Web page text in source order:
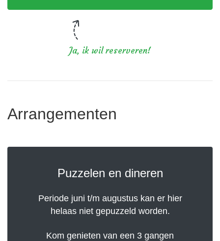
Ja, ik wil reserveren!
Arrangementen
Puzzelen en dineren
Periode juni t/m augustus kan er hier
helaas niet gepuzzeld worden.
Kom genieten van een 3 gangen